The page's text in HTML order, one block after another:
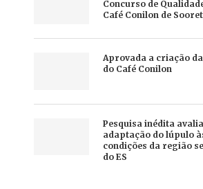
Concurso de
Café Conilon de
Aprovada a criação
do Café Conilon
Pesquisa inédita avalia
adaptação do lúpulo
condições da região
do ES